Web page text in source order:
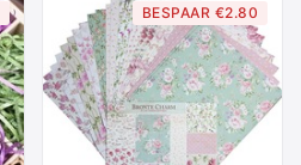
Gevouwen
Ambachtelijke
Papier
Scrapbooking
Decoratie Arts
Materiaal
BESPAAR €2.80